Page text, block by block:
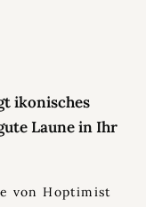
ikonisches
Laune in Ihr
von Hoptimist